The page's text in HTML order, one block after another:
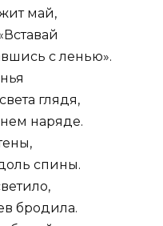
май,
с ленью».
глядя,
наряде.
спины.
бродила.